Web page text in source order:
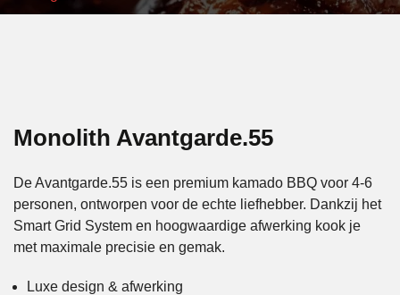
Monolith Avantgarde.55
De Avantgarde.55 is een premium kamado BBQ voor 4-6
personen, ontworpen voor de echte liefhebber. Dankzij het
Smart Grid System en hoogwaardige afwerking kook je
met maximale precisie en gemak.
Luxe design & afwerking